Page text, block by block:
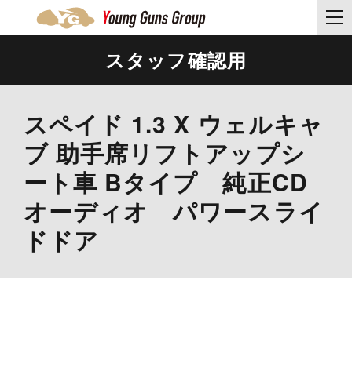
スタッフ確認用
スペイド 1.3 X ウェルキャ
ブ 助手席リフトアップシ
ート車 Bタイプ 純正CD
オーディオ パワースライ
ドドア